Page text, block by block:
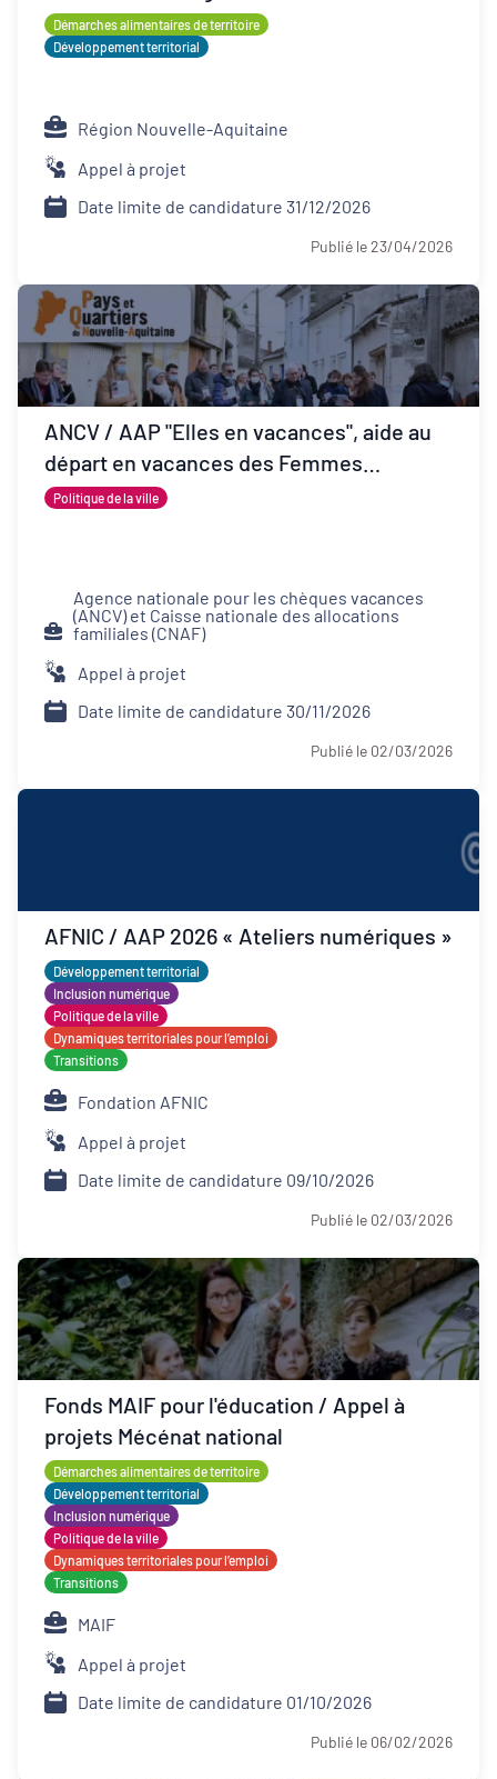
Démarches alimentaires de territoire
Développement territorial
Région Nouvelle-Aquitaine
Appel à projet
Date limite de candidature 31/12/2026
Publié le 23/04/2026
ANCV / AAP "Elles en vacances", aide au
départ en vacances des Femmes
Victimes de Violences et de leurs proches
Politique de la ville
Agence nationale pour les chèques vacances
(ANCV) et Caisse nationale des allocations
familiales (CNAF)
Appel à projet
Date limite de candidature 30/11/2026
Publié le 02/03/2026
AFNIC / AAP 2026 « Ateliers numériques »
Développement territorial
Inclusion numérique
Politique de la ville
Dynamiques territoriales pour l’emploi
Transitions
Fondation AFNIC
Appel à projet
Date limite de candidature 09/10/2026
Publié le 02/03/2026
Fonds MAIF pour l'éducation / Appel à
projets Mécénat national
Démarches alimentaires de territoire
Développement territorial
Inclusion numérique
Politique de la ville
Dynamiques territoriales pour l’emploi
Transitions
MAIF
Appel à projet
Date limite de candidature 01/10/2026
Publié le 06/02/2026